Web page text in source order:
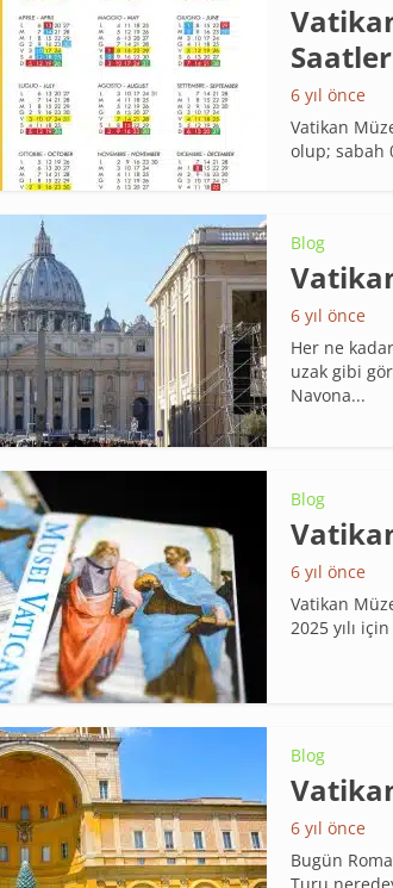
6 yıl önce
Vatikan
olup; sabah
Blog
6 yıl önce
Her ne
uzak gibi
Navona...
Blog
6 yıl önce
Vatikan
2025 yılı
Blog
6 yıl önce
Bugün